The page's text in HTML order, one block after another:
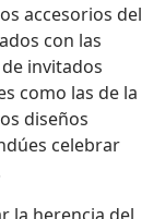
accesorios del
con las
invitados
como las de la
diseños
celebrar